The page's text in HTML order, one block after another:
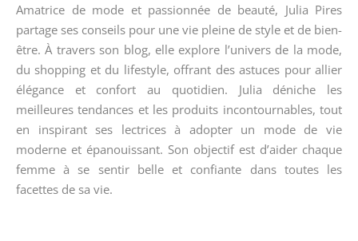
Amatrice de mode et passionnée de beauté, Julia Pires
partage ses conseils pour une vie pleine de style et de bien-
être. À travers son blog, elle explore l’univers de la mode,
du shopping et du lifestyle, offrant des astuces pour allier
élégance et confort au quotidien. Julia déniche les
meilleures tendances et les produits incontournables, tout
en inspirant ses lectrices à adopter un mode de vie
moderne et épanouissant. Son objectif est d’aider chaque
femme à se sentir belle et confiante dans toutes les
facettes de sa vie.